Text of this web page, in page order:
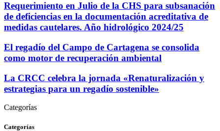
Requerimiento en Julio de la CHS para subsanación
de deficiencias en la documentación acreditativa de
medidas cautelares. Año hidrológico 2024/25
El regadío del Campo de Cartagena se consolida
como motor de recuperación ambiental
La CRCC celebra la jornada «Renaturalización y
estrategias para un regadío sostenible»
Categorías
Categorías